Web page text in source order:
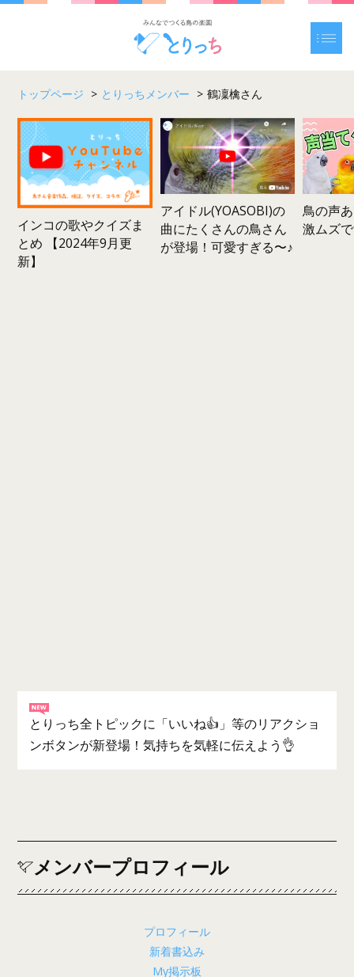
トップページ > とりっちメンバー > 鶴凜檎さん
インコの歌やクイズま
とめ 【2024年9月更
新】
アイドル(YOASOBI)の
曲にたくさんの鳥さん
が登場！可愛すぎる〜♪
鳥の声
激ムズ
とりっち全トピックに「いいね👍」等のリアクショ
ンボタンが新登場！気持ちを気軽に伝えよう👌
メンバープロフィール
プロフィール
新着書込み
My掲示板